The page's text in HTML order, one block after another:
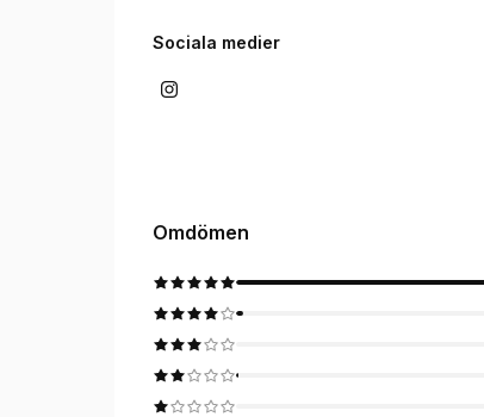
Sociala medier
Omdömen